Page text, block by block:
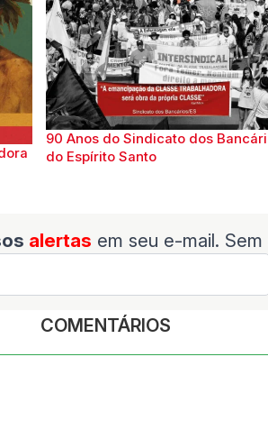
90 Anos do Sindicato dos
do Espírito Santo
alertas em seu e-mail. Sem
COMENTÁRIOS